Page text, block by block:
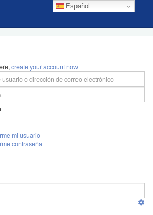
Español
create your account now
mi usuario
contraseña